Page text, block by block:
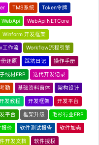
TMS系统 Token令牌
WebApi WebApi NETCore
Winform 开发框架
工作流 Workflow流程引擎
还原 踩坑日记 操作手册
线材ERP 迭代开发记录
勤 基础资料窗体 架构设计
发教程 开发框架 开发平台
平台 框架升级 毛衫行业ERP
报价 软件测试报告 软件加壳
开发文档 软件授权